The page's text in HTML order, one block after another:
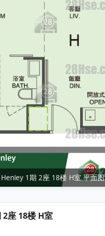
1期 2座 18楼 H室 平面图
座 18楼 H室